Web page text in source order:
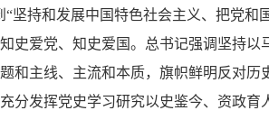
坚持和发展中国特色社会主义、把党和
史爱党、知史爱国。总书记强调坚持
和主线、主流和本质，旗帜鲜明反对
分发挥党史学习研究以史鉴今、资政育